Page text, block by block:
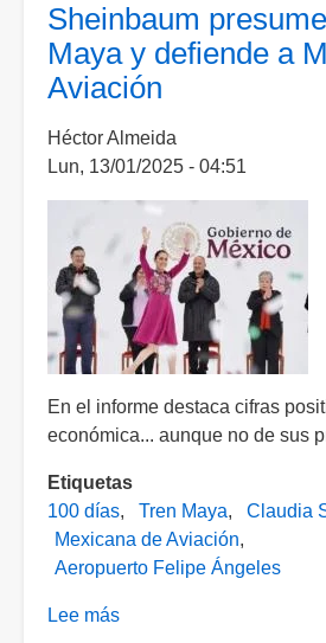
cargo
de
la
reportan
saldos
favorables:
Tren
Maya,
Mexicana
y
AIFA
avanzan
con
éxito
Sheinbaum
Maya y defiende a
Aviación
Héctor Almeida
Lun, 13/01/2025 - 04:51
En el informe destaca cifras
económica... aunque no de sus
Etiquetas
100 días
Tren Maya
Claudia
Mexicana de Aviación
Aeropuerto Felipe Ángeles
Lee más